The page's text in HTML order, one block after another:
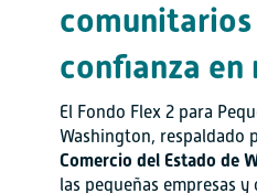
confianza en
El Fondo Flex 2 para
Washington, respaldado
Comercio del Estado de
las pequeñas empresas